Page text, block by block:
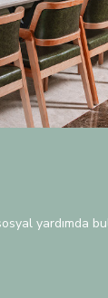
yardımda